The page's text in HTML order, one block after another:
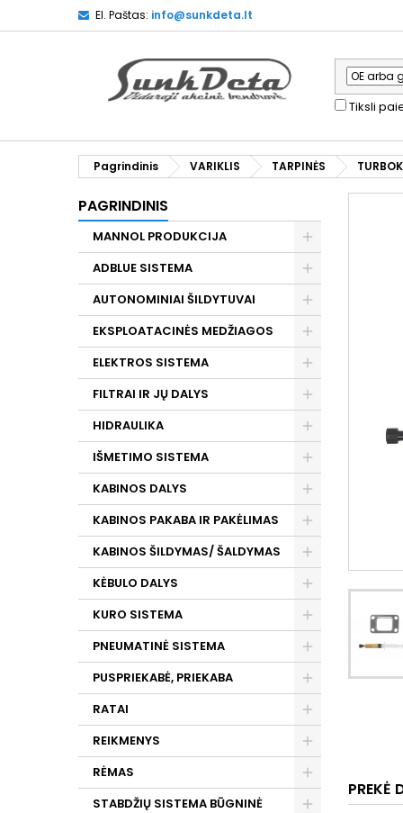
El. Paštas: info@sunkdeta.lt
Tiksli
Pagrindinis VARIKLIS TARPINĖS
PAGRINDINIS
MANNOL PRODUKCIJA
ADBLUE SISTEMA
AUTONOMINIAI ŠILDYTUVAI
EKSPLOATACINĖS MEDŽIAGOS
ELEKTROS SISTEMA
FILTRAI IR JŲ DALYS
HIDRAULIKA
IŠMETIMO SISTEMA
KABINOS DALYS
KABINOS PAKABA IR PAKĖLIMAS
KABINOS ŠILDYMAS/ ŠALDYMAS
KĖBULO DALYS
KURO SISTEMA
PNEUMATINĖ SISTEMA
PUSPRIEKABĖ, PRIEKABA
RATAI
REIKMENYS
RĖMAS
STABDŽIŲ SISTEMA BŪGNINĖ
PREKĖ